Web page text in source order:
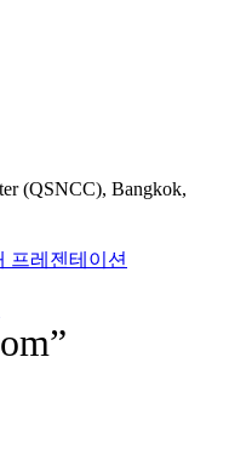
(QSNCC), Bangkok,
프레젠테이션